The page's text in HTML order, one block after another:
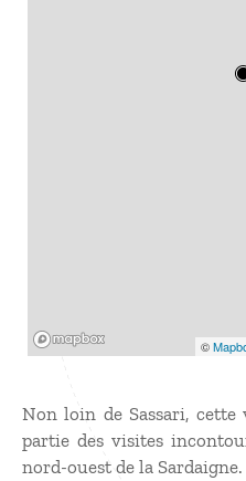
©
Non loin de Sassari,
partie des visites
nord-ouest de la